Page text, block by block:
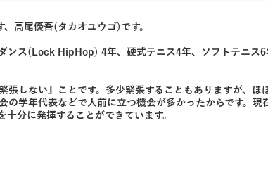
高尾優吾(タカオユウゴ)です。
ンス(Lock HipHop) 4年、硬式テニス4年、ソフトテニス
張しない』ことです。多少緊張することもありますが、
の学年代表などで人前に立つ機会が多かったからです。
分に発揮することができています。